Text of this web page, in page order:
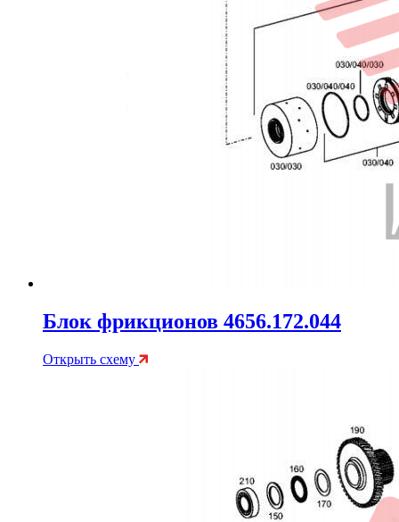
Блок фрикционов 4656.172.044
Открыть схему